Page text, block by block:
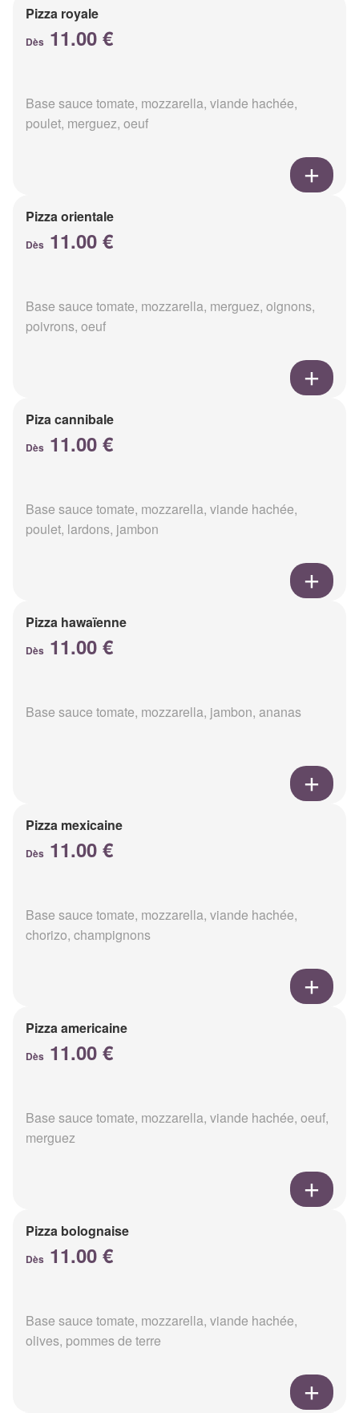
Pizza royale
Dès 11.00 €
Base sauce tomate, mozzarella, viande hachée,
poulet, merguez, oeuf
Pizza orientale
Dès 11.00 €
Base sauce tomate, mozzarella, merguez, oignons,
poivrons, oeuf
Piza cannibale
Dès 11.00 €
Base sauce tomate, mozzarella, viande hachée,
poulet, lardons, jambon
Pizza hawaïenne
Dès 11.00 €
Base sauce tomate, mozzarella, jambon, ananas
Pizza mexicaine
Dès 11.00 €
Base sauce tomate, mozzarella, viande hachée,
chorizo, champignons
Pizza americaine
Dès 11.00 €
Base sauce tomate, mozzarella, viande hachée, oeuf,
merguez
Pizza bolognaise
Dès 11.00 €
Base sauce tomate, mozzarella, viande hachée,
olives, pommes de terre